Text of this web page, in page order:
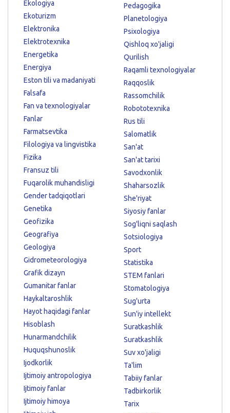
Ekologiya
Ekoturizm
Elektronika
Elektrotexnika
Energetika
Energiya
Eston tili va madaniyati
Falsafa
Fan va texnologiyalar
Fanlar
Farmatsevtika
Filologiya va lingvistika
Fizika
Fransuz tili
Fuqarolik muhandisligi
Gender tadqiqotlari
Genetika
Geofizika
Geografiya
Geologiya
Gidrometeorologiya
Grafik dizayn
Gumanitar fanlar
Haykaltaroshlik
Hayot haqidagi fanlar
Hisoblash
Hunarmandchilik
Huquqshunoslik
Ijodkorlik
Ijtimoiy antropologiya
Ijtimoiy fanlar
Ijtimoiy himoya
Pedagogika
Planetologiya
Psixologiya
Qishloq xo'jaligi
Qurilish
Raqamli texnologiyalar
Raqqoslik
Rassomchilik
Robototexnika
Rus tili
Salomatlik
San'at
San'at tarixi
Savodxonlik
Shaharsozlik
She'riyat
Siyosiy fanlar
Sog'liqni saqlash
Sotsiologiya
Sport
Statistika
STEM fanlari
Stomatologiya
Sug'urta
Sun'iy intellekt
Suratkashlik
Suratkashlik
Suv xo'jaligi
Ta'lim
Tabiiy fanlar
Tadbirkorlik
Tarix